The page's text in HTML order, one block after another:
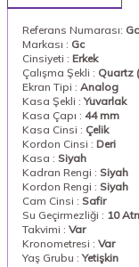
Referans Numarası:
Markası : Gc
Cinsiyeti : Erkek
Çalışma Şekli : Quartz
Ekran Tipi : Analog
Kasa Şekli :Yuvarlak
Kasa Çapı : 44 mm
Kasa Cinsi : Çelik
Kordon Cinsi : Deri
Kasa : Siyah
Kadran Rengi : Siyah
Kordon Rengi : Siyah
Cam Cinsi : Safir
Su Geçirmezliği : 10
Takvimi : Var
Kronometresi : Var
Yaş Grubu :Yetişkin